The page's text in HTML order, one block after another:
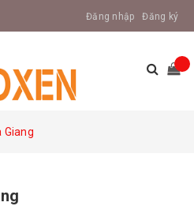
Đăng nhập Đăng ký
Giang